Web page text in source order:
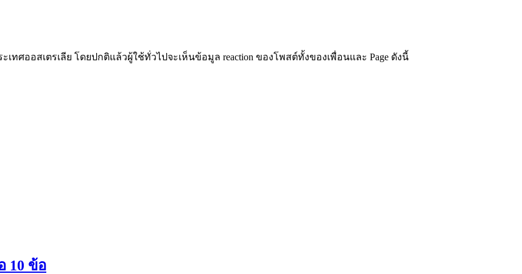
เทศออสเตรเลีย โดยปกติแล้วผู้ใช้ทั่วไปจะเห็นข้อมูล reaction ของโพสต์ทั้งของเพื่อนและ Page ดังนี้
10 ข้อ